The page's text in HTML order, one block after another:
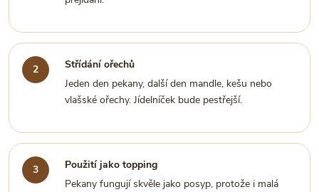
Střídání ořechů
Jeden den pekany, další den mandle, kešu nebo
vlašské ořechy. Jídelníček bude pestřejší.
Použití jako topping
Pekany fungují skvěle jako posyp, protože i malá